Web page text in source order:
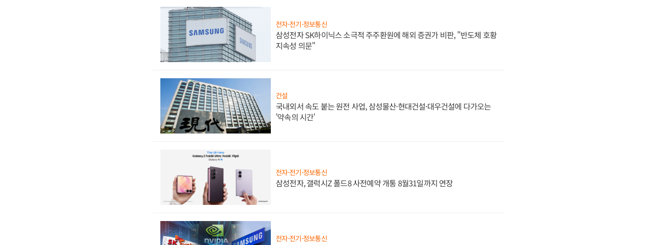
전자·전기·정보통신
삼성전자 SK하이닉스 소극적 주주환원에 해외 증권가 비판, "반도체 호황
지속성 의문"
건설
국내외서 속도 붙는 원전 사업, 삼성물산·현대건설·대우건설에 다가오는
'약속의 시간'
전자·전기·정보통신
삼성전자, 갤럭시Z 폴드8 사전예약 개통 8월31일까지 연장
전자·전기·정보통신